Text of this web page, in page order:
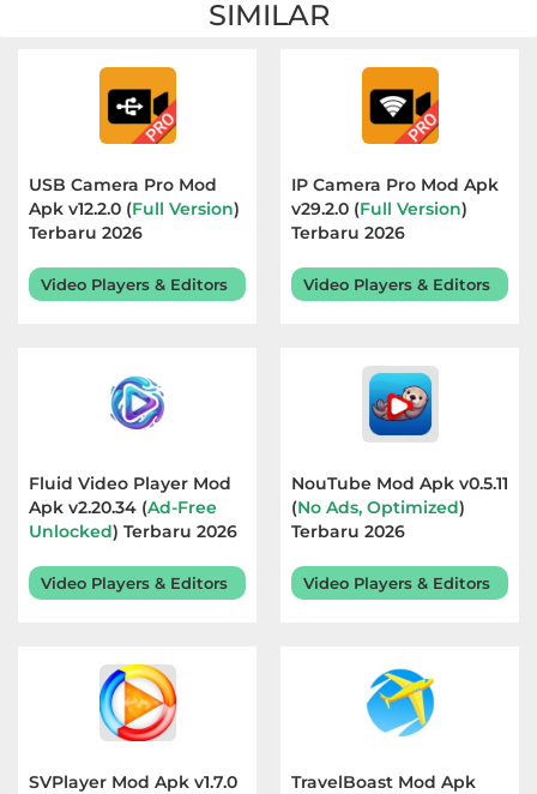
SIMILAR
USB Camera Pro Mod
Apk v12.2.0 (Full Version)
Terbaru 2026
Video Players & Editors
IP Camera Pro Mod Apk
v29.2.0 (Full Version)
Terbaru 2026
Video Players & Editors
Fluid Video Player Mod
Apk v2.20.34 (Ad-Free
Unlocked) Terbaru 2026
Video Players & Editors
NouTube Mod Apk v0.5.11
(No Ads, Optimized)
Terbaru 2026
Video Players & Editors
SVPlayer Mod Apk v1.7.0
TravelBoast Mod Apk